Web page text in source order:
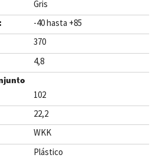
Gris
-40 hasta +85
370
4,8
102
22,2
WKK
Plástico